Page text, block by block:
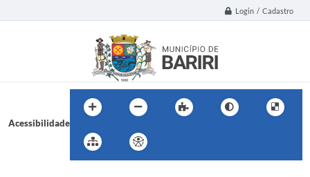
Login / Cadastro
Acessibilidade